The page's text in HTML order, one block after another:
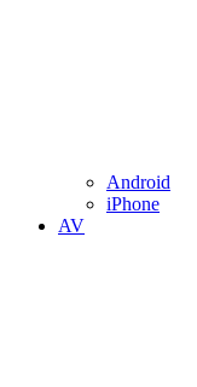
Android
iPhone
AV